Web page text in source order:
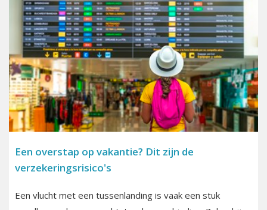
Een overstap op vakantie? Dit zijn de
verzekeringsrisico's
Een vlucht met een tussenlanding is vaak een stuk